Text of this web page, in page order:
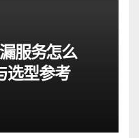
服务怎么
选型参考